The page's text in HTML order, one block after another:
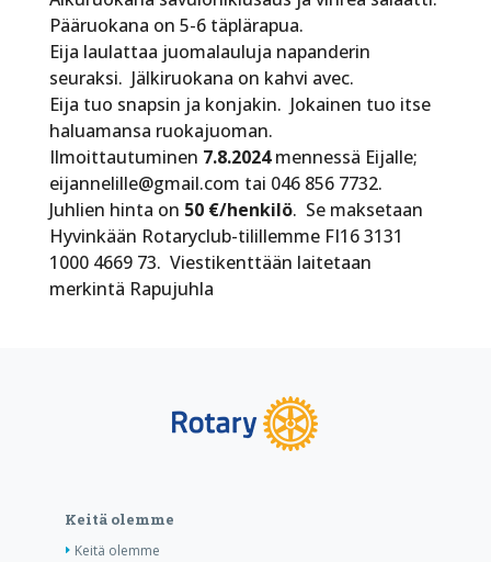
Pääruokana on 5-6 täplärapua.
Eija laulattaa juomalauluja napanderin
seuraksi. Jälkiruokana on kahvi avec.
Eija tuo snapsin ja konjakin. Jokainen tuo itse
haluamansa ruokajuoman.
Ilmoittautuminen 7.8.2024mennessä Eijalle;
eijannelille@gmail.com tai 046 856 7732.
Juhlien hinta on 50 €/henkilö. Se maksetaan
Hyvinkään Rotaryclub-tilillemme FI16 3131
1000 4669 73. Viestikenttään laitetaan
merkintä Rapujuhla
Keitä olemme
Keitä olemme